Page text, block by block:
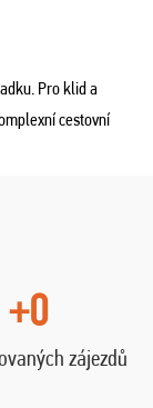
Pro klid a
cestovní
+0
zájezdů